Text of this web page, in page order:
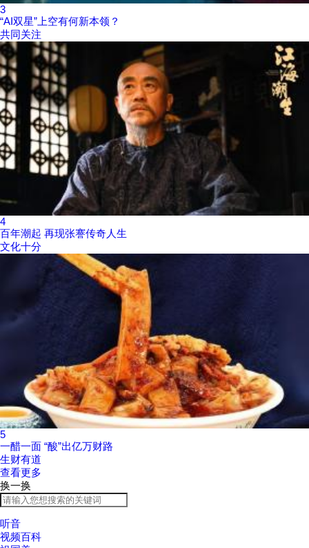
3
“AI双星”上空有何新本领？
共同关注
4
百年潮起 再现张謇传奇人生
文化十分
5
一醋一面 “酸”出亿万财路
生财有道
查看更多
换一换
听音
视频百科